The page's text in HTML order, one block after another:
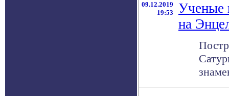
09.12.2019
19:53
Ученые
на